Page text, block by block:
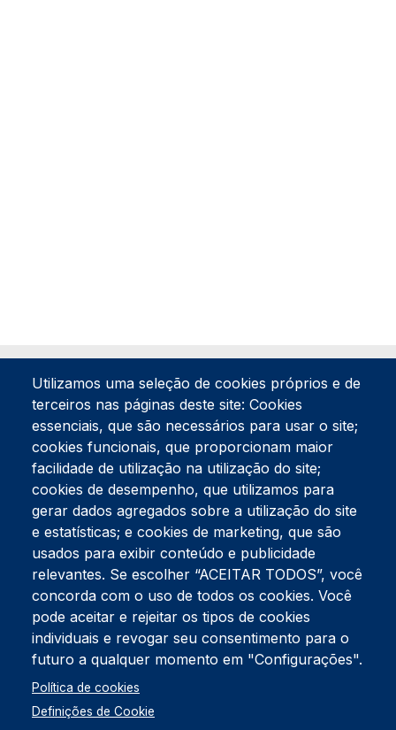
Tel:234 390 100Fax:234 390 100
Endereço Postal
Apartado 42
Rua Gil Eanes 31
3834-908 Gafanha da Nazaré
Estúdios
Rua Prior Guerra
Edifício do Centro Cultural da Gafanha da Nazaré
3830-556 Gafanha da Nazaré
Rodapé
Cookies
Política de Privacidade
Utilizamos uma seleção de cookies próprios e de
terceiros nas páginas deste site: Cookies
essenciais, que são necessários para usar o site;
cookies funcionais, que proporcionam maior
facilidade de utilização na utilização do site;
cookies de desempenho, que utilizamos para
gerar dados agregados sobre a utilização do site
e estatísticas; e cookies de marketing, que são
usados para exibir conteúdo e publicidade
relevantes. Se escolher “ACEITAR TODOS”, você
concorda com o uso de todos os cookies. Você
pode aceitar e rejeitar os tipos de cookies
individuais e revogar seu consentimento para o
futuro a qualquer momento em "Configurações".
Política de cookies
Definições de Cookie